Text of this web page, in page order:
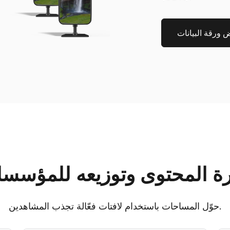
ورقة البيانات
المحتوى وتوزيعه
حوّل المساحات باستخدام لافتات فعّالة تجذب المشاهدين.